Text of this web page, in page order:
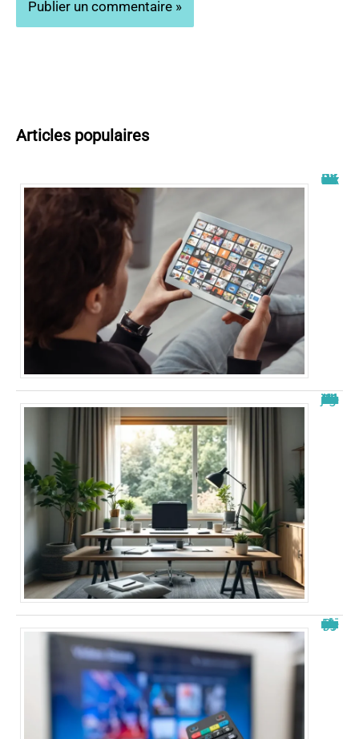
Articles populaires
Wiflix nouvelle adresse : découvrez les dernières informations
Nouvelle adresse de zone de téléchargement : Guide 2026 à jour
Papystreaming nouveau nom : tout savoir sur le changement